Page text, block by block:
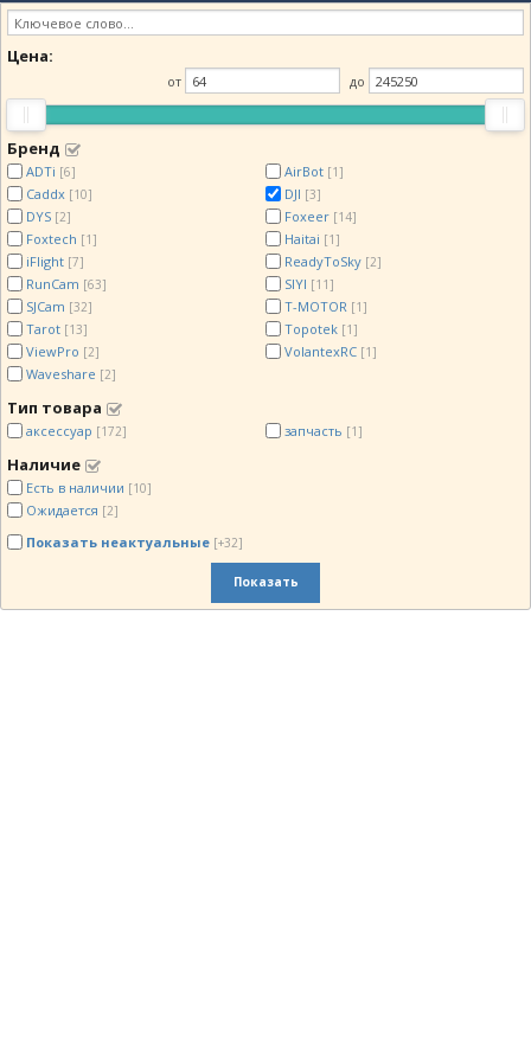
Цена:
от до
Бренд
ADTi [6] AirBot [1]
Caddx [10] DJI [3]
DYS [2] Foxeer [14]
Foxtech [1] Haitai [1]
iFlight [7] ReadyToSky [2]
RunCam [63] SIYI [11]
SJCam [32] T-MOTOR [1]
Tarot [13] Topotek [1]
ViewPro [2] VolantexRC [1]
Waveshare [2]
Тип товара
аксессуар [172] запчасть [1]
Наличие
Есть в наличии [10]
Ожидается [2]
Показать неактуальные [+32]
Показать